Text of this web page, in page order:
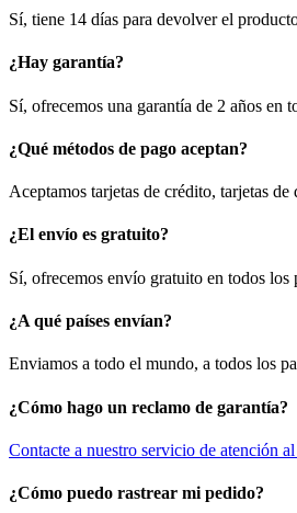
Sí, tiene 14 días para devolver el
¿Hay garantía?
Sí, ofrecemos una garantía de 2 años en
¿Qué métodos de pago aceptan?
Aceptamos tarjetas de crédito, tarjetas
¿El envío es gratuito?
Sí, ofrecemos envío gratuito en todos los
¿A qué países envían?
Enviamos a todo el mundo, a todos los
¿Cómo hago un reclamo de garantía?
Contacte a nuestro servicio de atención
¿Cómo puedo rastrear mi pedido?